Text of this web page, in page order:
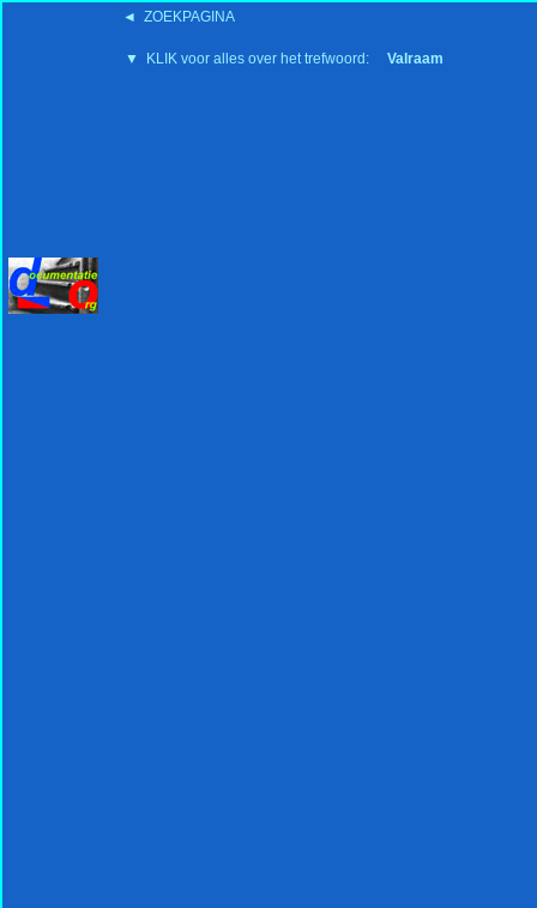
◄ ZOEKPAGINA
▼ KLIK voor alles over het trefwoord: Valraam
'15:19 19-2-2008